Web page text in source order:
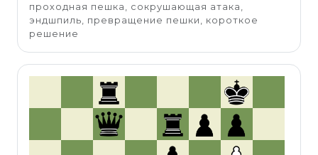
проходная пешка, сокрушающая атака,
эндшпиль, превращение пешки, короткое
решение